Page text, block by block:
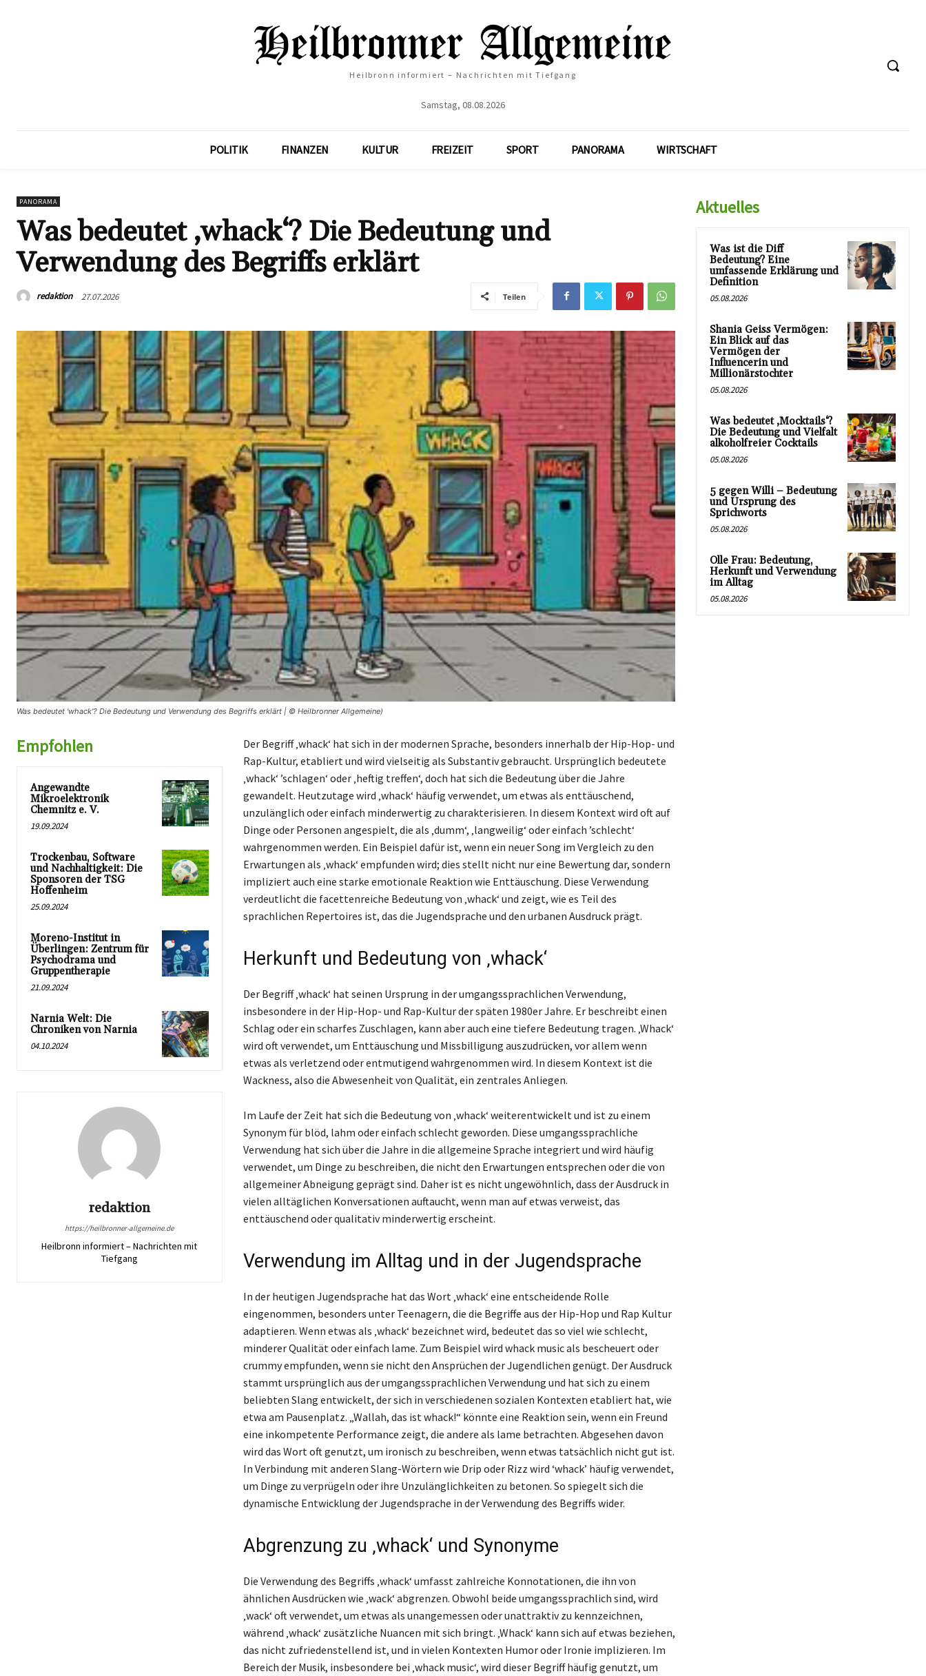
Heilbronn informiert – Nachrichten mit Tiefgang
Samstag, 08.08.2026
POLITIK FINANZEN KULTUR FREIZEIT SPORT PANORAMA WIRTSCHAFT
PANORAMA
Was bedeutet ‚whack‘? Die Bedeutung und
Verwendung des Begriffs erklärt
redaktion 27.07.2026 Teilen
Was bedeutet 'whack'? Die Bedeutung und Verwendung des Begriffs erklärt | © Heilbronner Allgemeine)
Empfohlen
Angewandte
Mikroelektronik
Chemnitz e. V.
19.09.2024
Trockenbau, Software
und Nachhaltigkeit: Die
Sponsoren der TSG
Hoffenheim
25.09.2024
Moreno-Institut in
Überlingen: Zentrum für
Psychodrama und
Gruppentherapie
21.09.2024
Narnia Welt: Die
Chroniken von Narnia
04.10.2024
redaktion
https://heilbronner-allgemeine.de
Heilbronn informiert – Nachrichten mit
Tiefgang
Der Begriff ‚whack‘ hat sich in der modernen Sprache, besonders innerhalb der Hip-Hop- und
Rap-Kultur, etabliert und wird vielseitig als Substantiv gebraucht. Ursprünglich bedeutete
‚whack‘ ’schlagen‘ oder ‚heftig treffen‘, doch hat sich die Bedeutung über die Jahre
gewandelt. Heutzutage wird ‚whack‘ häufig verwendet, um etwas als enttäuschend,
unzulänglich oder einfach minderwertig zu charakterisieren. In diesem Kontext wird oft auf
Dinge oder Personen angespielt, die als ‚dumm‘, ‚langweilig‘ oder einfach ’schlecht‘
wahrgenommen werden. Ein Beispiel dafür ist, wenn ein neuer Song im Vergleich zu den
Erwartungen als ‚whack‘ empfunden wird; dies stellt nicht nur eine Bewertung dar, sondern
impliziert auch eine starke emotionale Reaktion wie Enttäuschung. Diese Verwendung
verdeutlicht die facettenreiche Bedeutung von ‚whack‘ und zeigt, wie es Teil des
sprachlichen Repertoires ist, das die Jugendsprache und den urbanen Ausdruck prägt.
Herkunft und Bedeutung von ‚whack‘
Der Begriff ‚whack‘ hat seinen Ursprung in der umgangssprachlichen Verwendung,
insbesondere in der Hip-Hop- und Rap-Kultur der späten 1980er Jahre. Er beschreibt einen
Schlag oder ein scharfes Zuschlagen, kann aber auch eine tiefere Bedeutung tragen. ‚Whack‘
wird oft verwendet, um Enttäuschung und Missbilligung auszudrücken, vor allem wenn
etwas als verletzend oder entmutigend wahrgenommen wird. In diesem Kontext ist die
Wackness, also die Abwesenheit von Qualität, ein zentrales Anliegen.
Im Laufe der Zeit hat sich die Bedeutung von ‚whack‘ weiterentwickelt und ist zu einem
Synonym für blöd, lahm oder einfach schlecht geworden. Diese umgangssprachliche
Verwendung hat sich über die Jahre in die allgemeine Sprache integriert und wird häufig
verwendet, um Dinge zu beschreiben, die nicht den Erwartungen entsprechen oder die von
allgemeiner Abneigung geprägt sind. Daher ist es nicht ungewöhnlich, dass der Ausdruck in
vielen alltäglichen Konversationen auftaucht, wenn man auf etwas verweist, das
enttäuschend oder qualitativ minderwertig erscheint.
Verwendung im Alltag und in der Jugendsprache
In der heutigen Jugendsprache hat das Wort ‚whack‘ eine entscheidende Rolle
eingenommen, besonders unter Teenagern, die die Begriffe aus der Hip-Hop und Rap Kultur
adaptieren. Wenn etwas als ‚whack‘ bezeichnet wird, bedeutet das so viel wie schlecht,
minderer Qualität oder einfach lame. Zum Beispiel wird whack music als bescheuert oder
crummy empfunden, wenn sie nicht den Ansprüchen der Jugendlichen genügt. Der Ausdruck
stammt ursprünglich aus der umgangssprachlichen Verwendung und hat sich zu einem
beliebten Slang entwickelt, der sich in verschiedenen sozialen Kontexten etabliert hat, wie
etwa am Pausenplatz. „Wallah, das ist whack!“ könnte eine Reaktion sein, wenn ein Freund
eine inkompetente Performance zeigt, die andere als lame betrachten. Abgesehen davon
wird das Wort oft genutzt, um ironisch zu beschreiben, wenn etwas tatsächlich nicht gut ist.
In Verbindung mit anderen Slang-Wörtern wie Drip oder Rizz wird ‘whack’ häufig verwendet,
um Dinge zu verprügeln oder ihre Unzulänglichkeiten zu betonen. So spiegelt sich die
dynamische Entwicklung der Jugendsprache in der Verwendung des Begriffs wider.
Abgrenzung zu ‚whack‘ und Synonyme
Die Verwendung des Begriffs ‚whack‘ umfasst zahlreiche Konnotationen, die ihn von
ähnlichen Ausdrücken wie ‚wack‘ abgrenzen. Obwohl beide umgangssprachlich sind, wird
‚wack‘ oft verwendet, um etwas als unangemessen oder unattraktiv zu kennzeichnen,
während ‚whack‘ zusätzliche Nuancen mit sich bringt. ‚Whack‘ kann sich auf etwas beziehen,
das nicht zufriedenstellend ist, und in vielen Kontexten Humor oder Ironie implizieren. Im
Bereich der Musik, insbesondere bei ‚whack music‘, wird dieser Begriff häufig genutzt, um
Aktuelles
Was ist die Diff
Bedeutung? Eine
umfassende Erklärung und
Definition
05.08.2026
Shania Geiss Vermögen:
Ein Blick auf das
Vermögen der
Influencerin und
Millionärstochter
05.08.2026
Was bedeutet ‚Mocktails‘?
Die Bedeutung und Vielfalt
alkoholfreier Cocktails
05.08.2026
5 gegen Willi – Bedeutung
und Ursprung des
Sprichworts
05.08.2026
Olle Frau: Bedeutung,
Herkunft und Verwendung
im Alltag
05.08.2026